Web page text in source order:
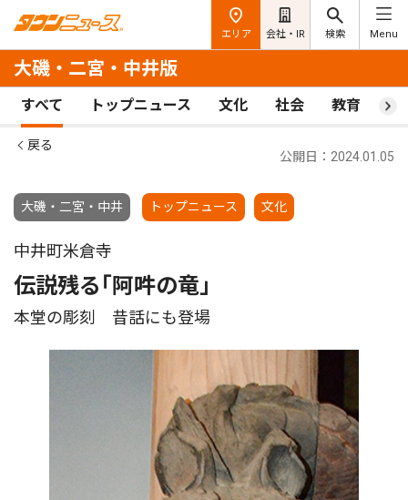
エリア 会社・IR 検索 Menu
大磯・二宮・中井版
すべて トップニュース 文化 社会 教育 ス
戻る
大磯・二宮・中井 トップニュース 文化
公開日：2024.01.05
中井町米倉寺
伝説残る｢阿吽の竜｣
本堂の彫刻 昔話にも登場